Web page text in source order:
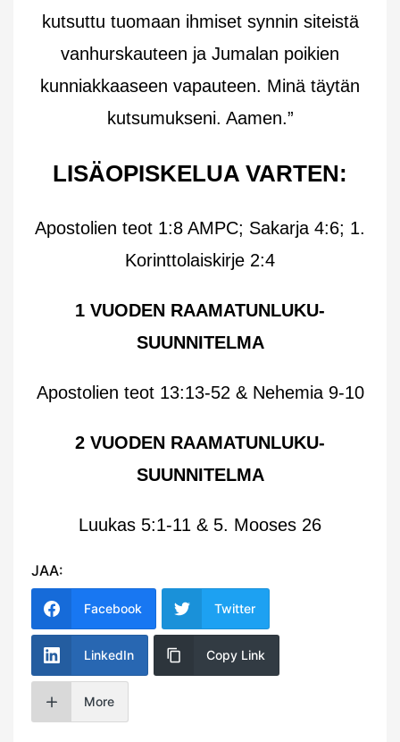
kutsuttu tuomaan ihmiset synnin siteistä
vanhurskauteen ja Jumalan poikien
kunniakkaaseen vapauteen. Minä täytän
kutsumukseni. Aamen.”
LISÄOPISKELUA VARTEN:
Apostolien teot 1:8 AMPC; Sakarja 4:6; 1.
Korinttolaiskirje 2:4
1 VUODEN RAAMATUNLUKU-
SUUNNITELMA
Apostolien teot 13:13-52 & Nehemia 9-10
2 VUODEN RAAMATUNLUKU-
SUUNNITELMA
Luukas 5:1-11 & 5. Mooses 26
JAA:
Facebook Twitter
LinkedIn Copy Link
More